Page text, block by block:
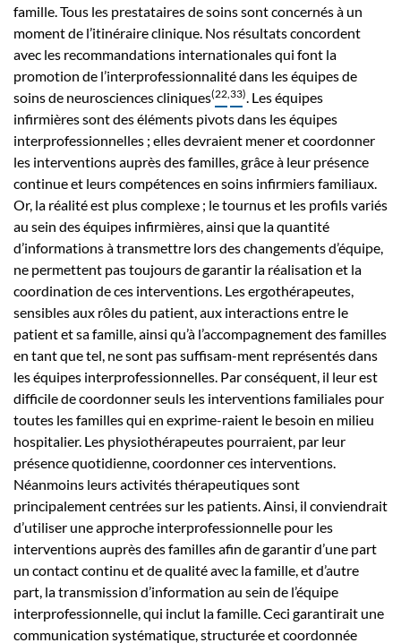
famille. Tous les prestataires de soins sont concernés à un
moment de l’itinéraire clinique. Nos résultats concordent
avec les recommandations internationales qui font la
promotion de l’interprofessionnalité dans les équipes de
soins de neurosciences cliniques(22,33). Les équipes
infirmières sont des éléments pivots dans les équipes
interprofessionnelles ; elles devraient mener et coordonner
les interventions auprès des familles, grâce à leur présence
continue et leurs compétences en soins infirmiers familiaux.
Or, la réalité est plus complexe ; le tournus et les profils variés
au sein des équipes infirmières, ainsi que la quantité
d’informations à transmettre lors des changements d’équipe,
ne permettent pas toujours de garantir la réalisation et la
coordination de ces interventions. Les ergothérapeutes,
sensibles aux rôles du patient, aux interactions entre le
patient et sa famille, ainsi qu’à l’accompagnement des familles
en tant que tel, ne sont pas suffisam-ment représentés dans
les équipes interprofessionnelles. Par conséquent, il leur est
difficile de coordonner seuls les interventions familiales pour
toutes les familles qui en exprime-raient le besoin en milieu
hospitalier. Les physiothérapeutes pourraient, par leur
présence quotidienne, coordonner ces interventions.
Néanmoins leurs activités thérapeutiques sont
principalement centrées sur les patients. Ainsi, il conviendrait
d’utiliser une approche interprofessionnelle pour les
interventions auprès des familles afin de garantir d’une part
un contact continu et de qualité avec la famille, et d’autre
part, la transmission d’information au sein de l’équipe
interprofessionnelle, qui inclut la famille. Ceci garantirait une
communication systématique, structurée et coordonnée